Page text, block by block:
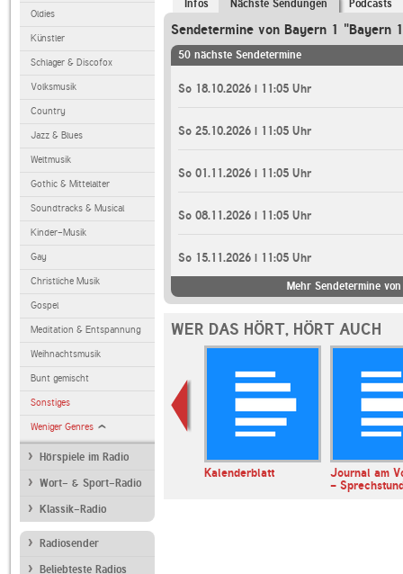
Oldies
Künstler
Schlager & Discofox
Volksmusik
Country
Jazz & Blues
Weltmusik
Gothic & Mittelalter
Soundtracks & Musical
Kinder-Musik
Gay
Christliche Musik
Gospel
Meditation & Entspannung
Weihnachtsmusik
Bunt gemischt
Sonstiges
Weniger Genres
Hörspiele im Radio
Wort- & Sport-Radio
Klassik-Radio
Radiosender
Beliebteste Radios
Infos Nächste Sendungen Podcasts
Sendetermine von Bayern 1 "Bayern
50 nächste Sendetermine
So 18.10.2026 | 11:05 Uhr
So 25.10.2026 | 11:05 Uhr
So 01.11.2026 | 11:05 Uhr
So 08.11.2026 | 11:05 Uhr
So 15.11.2026 | 11:05 Uhr
Mehr Sendetermine
WER DAS HÖRT, HÖRT AUCH
Jazz
Kalenderblatt
Journal am
-